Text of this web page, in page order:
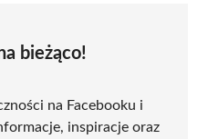
bieżąco!
na Facebooku i
inspiracje oraz